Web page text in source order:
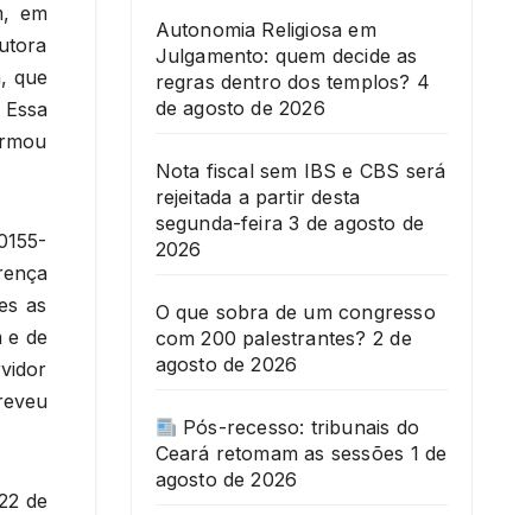
em
que
as
e de
de
Autonomia Religiosa em
Julgamento: quem decide as
regras dentro dos templos? 4
de agosto de 2026
Nota fiscal sem IBS e CBS será
rejeitada a partir desta
segunda-feira 3 de agosto de
2026
O que sobra de um congresso
com 200 palestrantes? 2 de
agosto de 2026
Pós-recesso: tribunais do
Ceará retomam as sessões 1 de
agosto de 2026